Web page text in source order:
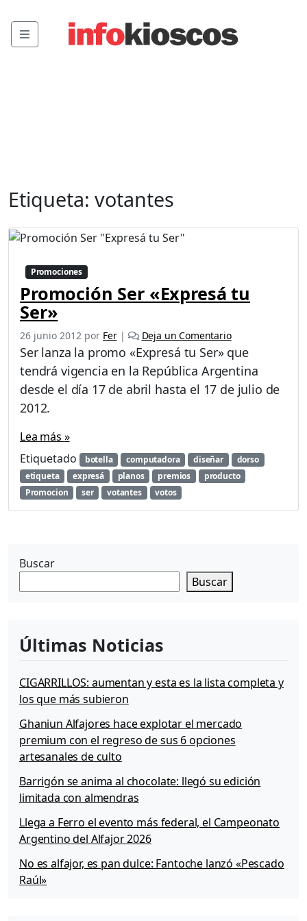
Menu
Etiqueta: votantes
Promociones
Promoción Ser «Expresá tu
Ser»
26 junio 2012 por Fer | Deja un Comentario
Ser lanza la promo «Expresá tu Ser» que
tendrá vigencia en la República Argentina
desde el día 17 de abril hasta el 17 de julio de
2012.
Lea más »
Etiquetado
botella computadora diseñar
dorso
etiqueta
expresá planos premios
producto
Promocion
ser votantes votos
Buscar
Buscar
Últimas Noticias
CIGARRILLOS: aumentan y esta es la lista completa y
los que más subieron
Ghaniun Alfajores hace explotar el mercado
premium con el regreso de sus 6 opciones
artesanales de culto
Barrigón se anima al chocolate: llegó su edición
limitada con almendras
Llega a Ferro el evento más federal, el Campeonato
Argentino del Alfajor 2026
No es alfajor, es pan dulce: Fantoche lanzó «Pescado
Raúl»